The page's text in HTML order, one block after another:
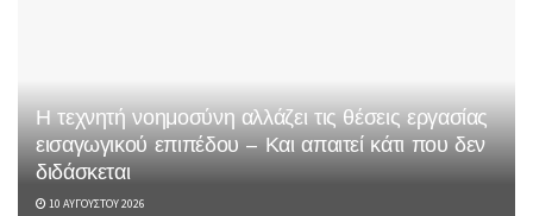
Η τεχνητή νοημοσύνη αλλάζει τις θέσεις εργασίας
εισαγωγικού επιπέδου – Και απαιτεί κάτι που δεν
διδάσκεται
10 ΑΥΓΟΎΣΤΟΥ 2026